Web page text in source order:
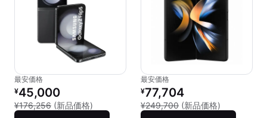
最安価格
リファービッシュ品の価格：
¥45,000
¥176,256 (新品価格) 新品との比較：¥176,256
最安価格
リファービッシュ品の価格：
¥77,704
¥249,700 (新品価格)